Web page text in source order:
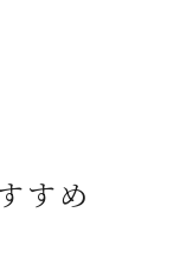
すめ